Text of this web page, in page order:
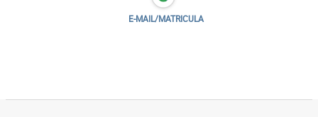
E-MAIL/MATRICULA